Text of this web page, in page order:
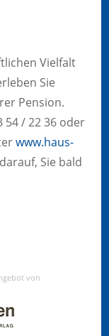
Vielfalt
Sie
Pension.
54 / 22 36 oder
www.haus-
Sie bald